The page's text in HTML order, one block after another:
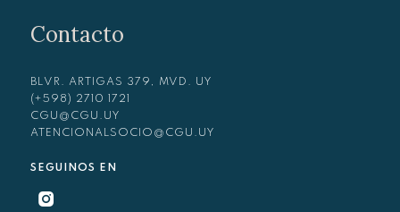
Contacto
BLVR. ARTIGAS 379, MVD. UY
(+598) 2710 1721
CGU@CGU.UY
ATENCIONALSOCIO@CGU.UY
SEGUINOS EN